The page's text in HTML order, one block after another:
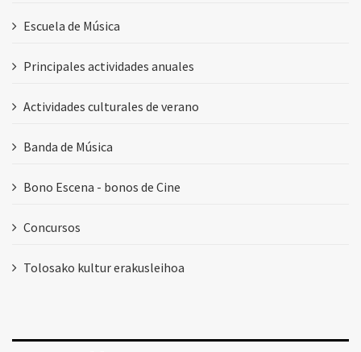
Escuela de Música
Principales actividades anuales
Actividades culturales de verano
Banda de Música
Bono Escena - bonos de Cine
Concursos
Tolosako kultur erakusleihoa